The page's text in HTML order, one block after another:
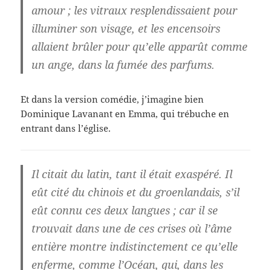
amour ; les vitraux resplendissaient pour
illuminer son visage, et les encensoirs
allaient brûler pour qu’elle apparût comme
un ange, dans la fumée des parfums.
Et dans la version comédie, j’imagine bien
Dominique Lavanant en Emma, qui trébuche en
entrant dans l’église.
Il citait du latin, tant il était exaspéré. Il
eût cité du chinois et du groenlandais, s’il
eût connu ces deux langues ; car il se
trouvait dans une de ces crises où l’âme
entière montre indistinctement ce qu’elle
enferme, comme l’Océan, qui, dans les